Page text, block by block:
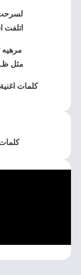
اتلفت
مرهيه
مثل
كلمات اغنية